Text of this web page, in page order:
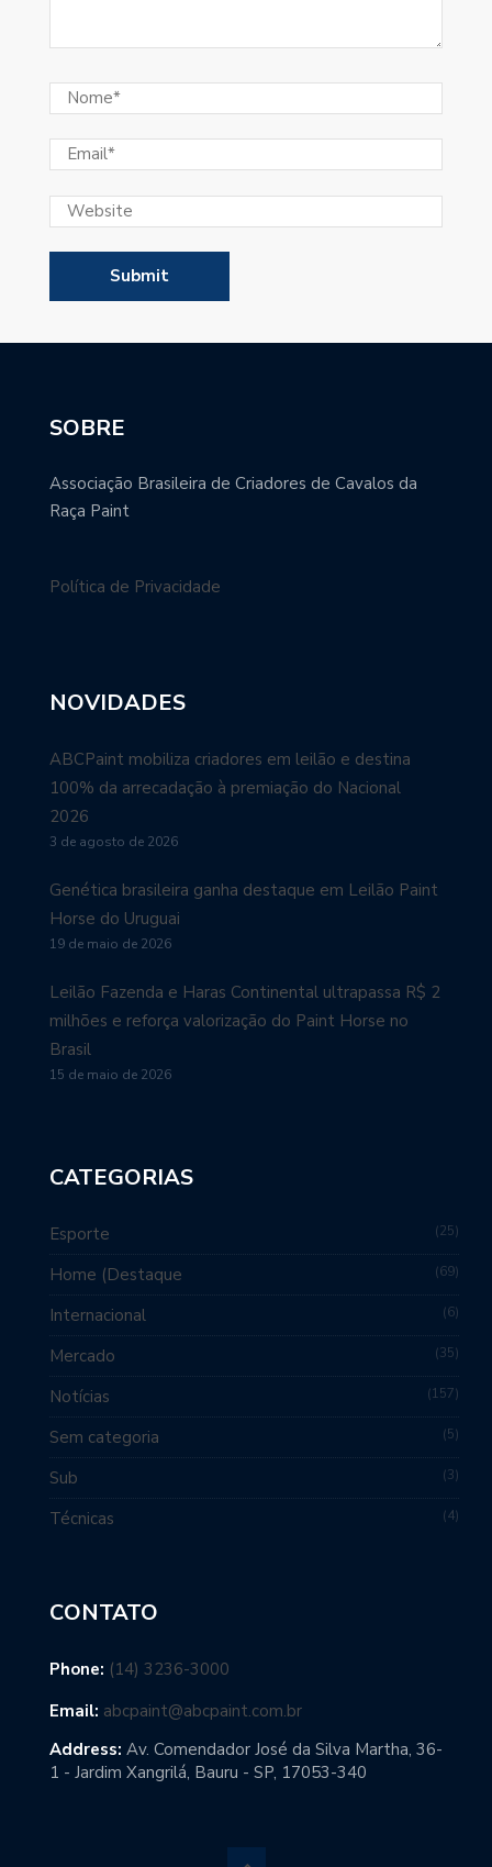
SOBRE
Associação Brasileira de Criadores de Cavalos da
Raça Paint
Política de Privacidade
NOVIDADES
ABCPaint mobiliza criadores em leilão e destina
100% da arrecadação à premiação do Nacional
2026
3 de agosto de 2026
Genética brasileira ganha destaque em Leilão Paint
Horse do Uruguai
19 de maio de 2026
Leilão Fazenda e Haras Continental ultrapassa R$ 2
milhões e reforça valorização do Paint Horse no
Brasil
15 de maio de 2026
CATEGORIAS
Esporte 25
Home (Destaque 69
Internacional 6
Mercado 35
Notícias 157
Sem categoria 5
Sub 3
Técnicas 4
CONTATO
Phone: (14) 3236-3000
Email: abcpaint@abcpaint.com.br
Address: Av. Comendador José da Silva Martha, 36-
1 - Jardim Xangrilá, Bauru - SP, 17053-340